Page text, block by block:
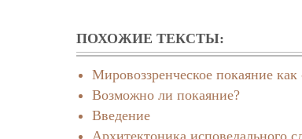
ПОХОЖИЕ ТЕКСТЫ:
Мировоззренческое покаяние
Возможно ли покаяние?
Введение
Архитектоника исповедального